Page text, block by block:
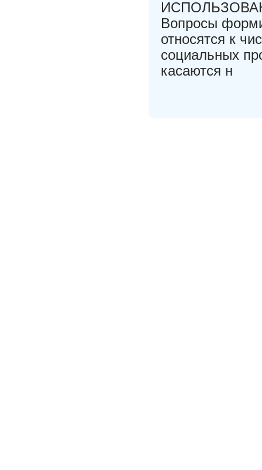
Вопросы
относятся к
социальных
касаются н